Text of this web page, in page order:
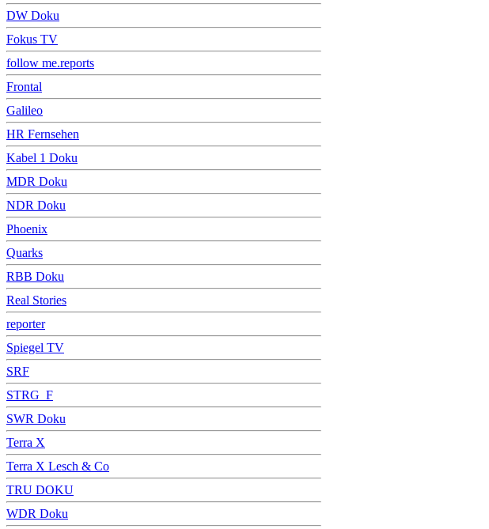
DW Doku
Fokus TV
follow me.reports
Frontal
Galileo
HR Fernsehen
Kabel 1 Doku
MDR Doku
NDR Doku
Phoenix
Quarks
RBB Doku
Real Stories
reporter
Spiegel TV
SRF
STRG_F
SWR Doku
Terra X
Terra X Lesch & Co
TRU DOKU
WDR Doku